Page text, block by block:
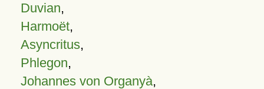
Duvian,
Harmoët,
Asyncritus,
Phlegon,
Johannes von Organyà,